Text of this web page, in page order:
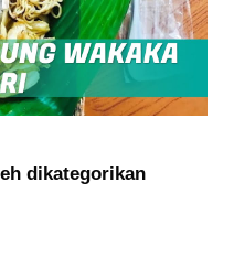
dikategorikan